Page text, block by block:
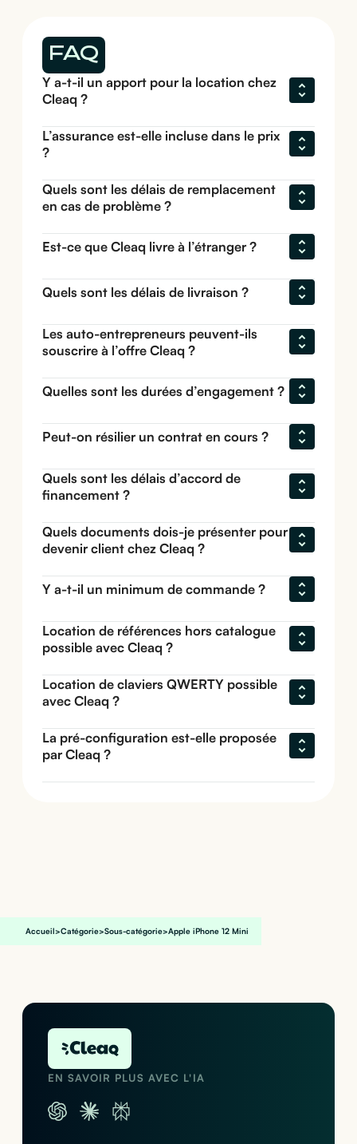
FAQ
Y a-t-il un apport pour la location chez
Cleaq ?
L’assurance est-elle incluse dans le prix
?
Quels sont les délais de remplacement
en cas de problème ?
Est-ce que Cleaq livre à l’étranger ?
Quels sont les délais de livraison ?
Les auto-entrepreneurs peuvent-ils
souscrire à l’offre Cleaq ?
Quelles sont les durées d’engagement ?
Peut-on résilier un contrat en cours ?
Quels sont les délais d’accord de
financement ?
Quels documents dois-je présenter pour
devenir client chez Cleaq ?
Y a-t-il un minimum de commande ?
Location de références hors catalogue
possible avec Cleaq ?
Location de claviers QWERTY possible
avec Cleaq ?
La pré-configuration est-elle proposée
par Cleaq ?
Accueil>Catégorie>Sous-catégorie>Apple iPhone 12 Mini
EN SAVOIR PLUS AVEC L'IA